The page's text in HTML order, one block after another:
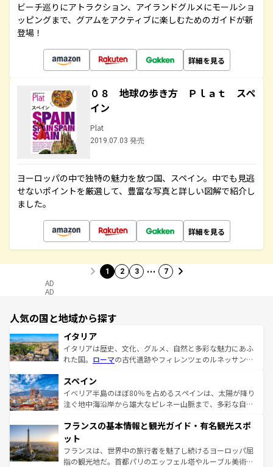
ビーチ巡りにアトラクション、アイランドグルメにモールショ
ッピングまで、グアムをアクティブに楽しむためのガイドが新
登場！
詳細を見る
０８ 地球の歩き方 Ｐｌａｔ スペ
イン
Plat
2019.07.03 発売
ヨーロッパの中で独特の魅力を放つ国、スペイン。中でも見逃
せないポイントを厳選して、豊富な写真と詳しい図解で紹介し
ました。
詳細を見る
1 2 3 … 7
AD
AD
人気の国と地域から探す
イタリア
イタリアは歴史、文化、グルメ、自然と多彩な魅力にあふ
れた国。 ローマの古代遺跡やフィレンツェのルネッサンス
ろん、トスカーナの美しい田園風景やアマルフィ海岸の絶
景など、自然景観も見逃せない。観光の合間には、本場の
ピザやパスタなど、絶品のイタリア料理を堪能することも
ませてくれるイタリアで、忘れられない旅をしてみよう！
なお、新着のイタリア情報は
しい。
スペイン
イベリア半島のほぼ80％を占めるスペインは、太陽が降り
注ぐ地中海沿岸から雄大なピレネー山脈まで、多彩な自然
文化が根付くこの国では、情熱的なフラメンコ、熱気あふ
れる闘牛、そして美味しいタパスが生活の一部となってい
る。首都マドリードの洗練された雰囲気や、バルセロナの
アートに溢れた街角から、地方では古代ローマ遺跡や中世
フランスの基本情報と観光ガイド・有名観光スポ
ット
フランスは、世界中の旅行者を魅了し続けるヨーロッパ屈
指の観光地だ。首都パリのエッフェル塔やルーブル美術館